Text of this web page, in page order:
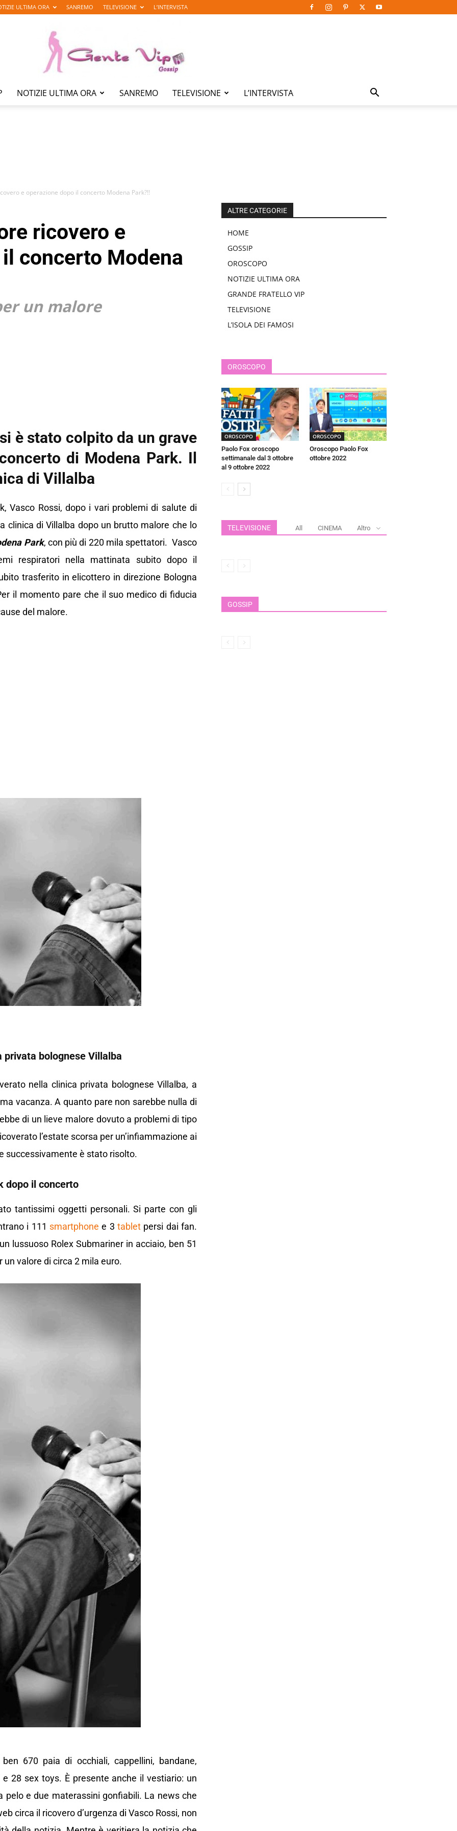
ULTIMA ORA SANREMO TELEVISIONE L’INTERVISTA
NOTIZIE ULTIMA ORA SANREMO TELEVISIONE L’INTERVISTA
e operazione dopo il concerto Modena Park?!!
ricovero e
concerto Modena
un malore
è stato colpito da un grave
di Modena Park. Il
di Villalba
Vasco Rossi, dopo i vari problemi di salute di
clinica di Villalba dopo un brutto malore che lo
Park, con più di 220 mila spettatori. Vasco
respiratori nella mattinata subito dopo il
trasferito in elicottero in direzione Bologna
il momento pare che il suo medico di fiducia
del malore.
bolognese Villalba
nella clinica privata bolognese Villalba, a
vacanza. A quanto pare non sarebbe nulla di
di un lieve malore dovuto a problemi di tipo
l’estate scorsa per un’infiammazione ai
successivamente è stato risolto.
dopo il concerto
tantissimi oggetti personali. Si parte con gli
i 111 smartphone e 3 tabletpersi dai fan.
lussuoso Rolex Submariner in acciaio, ben 51
valore di circa 2 mila euro.
670 paia di occhiali, cappellini, bandane,
28 sex toys. È presente anche il vestiario: un
pelo e due materassini gonfiabili. La news che
circa il ricovero d’urgenza di Vasco Rossi, non
ALTRE CATEGORIE
HOME
GOSSIP
OROSCOPO
NOTIZIE ULTIMA ORA
GRANDE FRATELLO VIP
TELEVISIONE
L’ISOLA DEI FAMOSI
OROSCOPO
OROSCOPO
Paolo Fox oroscopo
settimanale dal 3 ottobre
al 9 ottobre 2022
OROSCOPO
Oroscopo Paolo Fox
ottobre 2022
TELEVISIONE All CINEMA Altro
GOSSIP